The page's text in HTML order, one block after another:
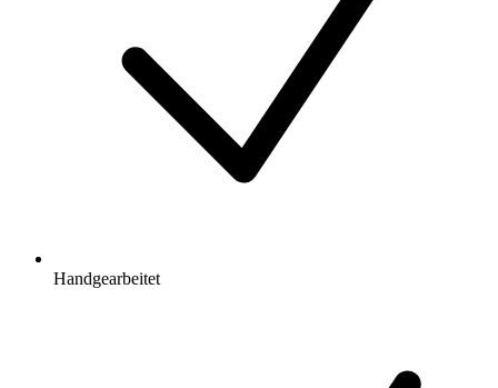
Handgearbeitet